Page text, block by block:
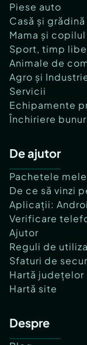
Piese auto
Casă și grădină
Mama și copilul
Sport, timp
Animale de
Agro și
Servicii
Echipamente
Închiriere
De ajutor
Pachetele mele
De ce să vinzi
Aplicații:
Verificare
Ajutor
Reguli de
Sfaturi de
Hartă județelor
Hartă site
Despre